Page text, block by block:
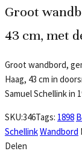
Groot
43 cm, met
Groot wandbord,
Haag, 43 cm in
Samuel Schellink in
SKU:346Tags: 1898
SchellinkWandbord
Delen